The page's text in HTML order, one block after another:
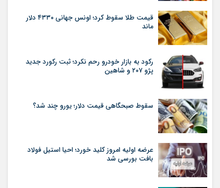
قیمت طلا سقوط کرد؛ اونس جهانی ۴۳۳۰ دلار
ماند
رکود به بازار خودرو رحم نکرد؛ ثبت رکورد جدید
پژو ۲۰۷ و شاهین
سقوط صبحگاهی قیمت دلار؛ یورو چند شد؟
عرضه اولیه امروز کلید خورد؛ احیا استیل فولاد
بافت بورسی شد